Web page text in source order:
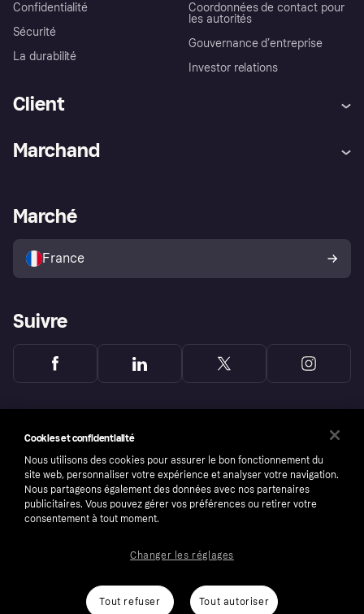
Confidentialité
Sécurité
La durabilité
Coordonnées de contact pour
les autorités
Gouvernance d’entreprise
Investor relations
Client
Explorez les magasins
Politique de protection de
l’acheteur Klarna
Marchand
Portail Marchand
Marché
France
Suivre
number: 556737-0431
Cookies et confidentialité
Nous utilisons des cookies pour assurer le bon fonctionnement du
site web, personnaliser votre expérience et analyser votre navigation.
Nous partageons également des données avec nos partenaires
publicitaires. Vous pouvez gérer vos préférences ou retirer votre
consentement à tout moment.
Tout refuser Tout autoriser
Changer les réglages